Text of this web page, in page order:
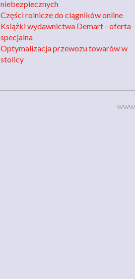
niebezpiecznych
Części rolnicze do ciągników online
Książki wydawnictwa Demart - oferta
specjalna
Optymalizacja przewozu towarów w
stolicy